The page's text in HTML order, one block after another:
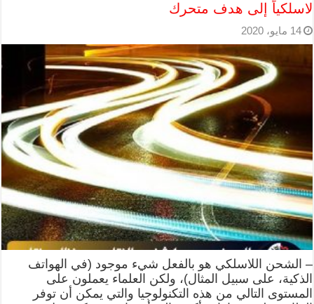
لاسلكياً إلى هدف متحرك
14 مايو، 2020
– الشحن اللاسلكي هو بالفعل شيء موجود (في الهواتف
الذكية، على سبيل المثال)، ولكن العلماء يعملون على
المستوى التالي من هذه التكنولوجيا والتي يمكن أن توفر